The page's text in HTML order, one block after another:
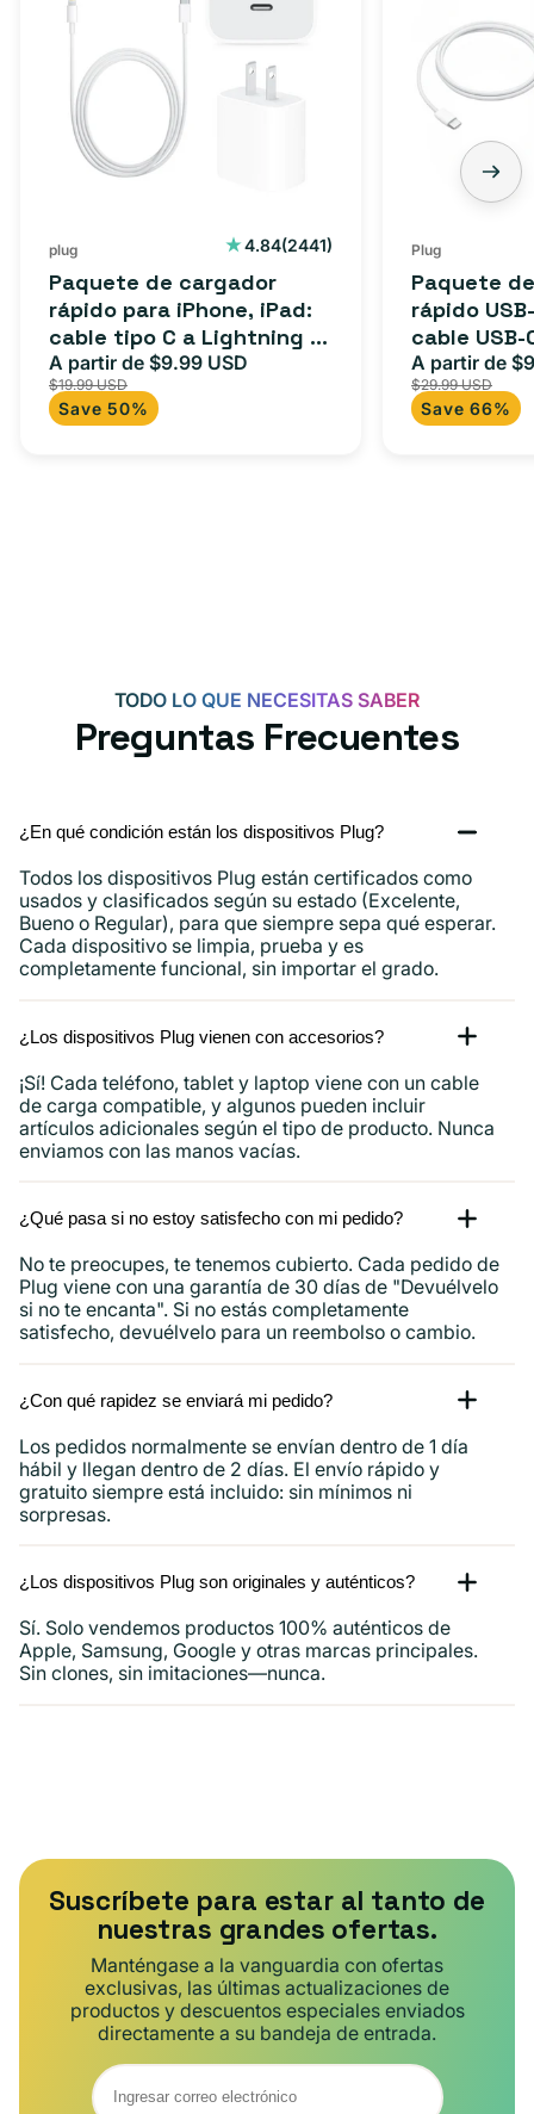
plug 4.84(2441)
2441
Paquete de cargador
rápido para iPhone, iPad:
cable tipo C a Lightning (1
m) + adaptador tipo C
Precio
de
oferta
A partir de $9.99 USD
$19.99 USD
Save 50%
Plug
Paquete
rápido
cable USB-
adaptador
para
iPad y más.
Precio
de
oferta
A partir de
$29.99 USD
Save 66%
TODO LO QUE NECESITAS SABER
Preguntas Frecuentes
¿En qué condición están los dispositivos Plug?
Todos los dispositivos Plug están certificados como
usados ​​y clasificados según su estado (Excelente,
Bueno o Regular), para que siempre sepa qué esperar.
Cada dispositivo se limpia, prueba y es
completamente funcional, sin importar el grado.
¿Los dispositivos Plug vienen con accesorios?
¡Sí! Cada teléfono, tablet y laptop viene con un cable
de carga compatible, y algunos pueden incluir
artículos adicionales según el tipo de producto. Nunca
enviamos con las manos vacías.
¿Qué pasa si no estoy satisfecho con mi pedido?
No te preocupes, te tenemos cubierto. Cada pedido de
Plug viene con una garantía de 30 días de "Devuélvelo
si no te encanta". Si no estás completamente
satisfecho, devuélvelo para un reembolso o cambio.
¿Con qué rapidez se enviará mi pedido?
Los pedidos normalmente se envían dentro de 1 día
hábil y llegan dentro de 2 días. El envío rápido y
gratuito siempre está incluido: sin mínimos ni
sorpresas.
¿Los dispositivos Plug son originales y auténticos?
Sí. Solo vendemos productos 100% auténticos de
Apple, Samsung, Google y otras marcas principales.
Sin clones, sin imitaciones—nunca.
Suscríbete para estar al tanto de
nuestras grandes ofertas.
Manténgase a la vanguardia con ofertas
exclusivas, las últimas actualizaciones de
productos y descuentos especiales enviados
directamente a su bandeja de entrada.